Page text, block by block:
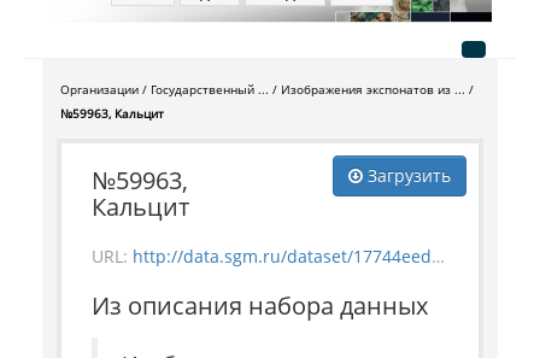
Организации Государственный ...
Изображения экспонатов из ...
№59963, Кальцит
Загрузить
№59963,
Кальцит
URL: http://data.sgm.ru/dataset/17744eed-27fa-4a9a-bc72-4e657fa570af/resource/d2a0c95d-9383-4967-b293-949e36d29b5d/download/mineral_59963.jpg
Из описания набора данных